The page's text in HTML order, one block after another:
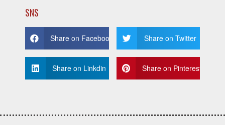
SNS
Share on Facebook Share on Twitter
Share on Linkdin Share on Pinterest